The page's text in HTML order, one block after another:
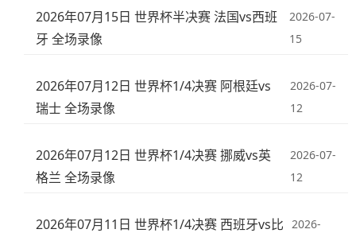
2026年07月15日 世界杯半决赛 法国vs西班
牙 全场录像
2026-07-
15
2026年07月12日 世界杯1/4决赛 阿根廷vs
瑞士 全场录像
2026-07-
12
2026年07月12日 世界杯1/4决赛 挪威vs英
格兰 全场录像
2026-07-
12
2026年07月11日 世界杯1/4决赛 西班牙vs比 2026-